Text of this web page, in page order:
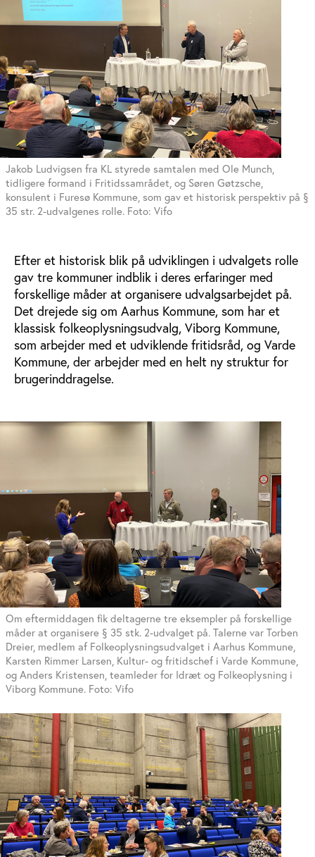
Jakob Ludvigsen fra KL styrede samtalen med Ole Munch,
tidligere formand i Fritidssamrådet, og Søren Gøtzsche,
konsulent i Furesø Kommune, som gav et historisk perspektiv på §
35 str. 2-udvalgenes rolle. Foto: Vifo
Efter et historisk blik på udviklingen i udvalgets rolle
gav tre kommuner indblik i deres erfaringer med
forskellige måder at organisere udvalgsarbejdet på.
Det drejede sig om Aarhus Kommune, som har et
klassisk folkeoplysningsudvalg, Viborg Kommune,
som arbejder med et udviklende fritidsråd, og Varde
Kommune, der arbejder med en helt ny struktur for
brugerinddragelse.
Om eftermiddagen fik deltagerne tre eksempler på forskellige
måder at organisere § 35 stk. 2-udvalget på. Talerne var Torben
Dreier, medlem af Folkeoplysningsudvalget i Aarhus Kommune,
Karsten Rimmer Larsen, Kultur- og fritidschef i Varde Kommune,
og Anders Kristensen, teamleder for Idræt og Folkeoplysning i
Viborg Kommune. Foto: Vifo